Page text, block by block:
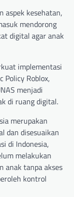
aspek kesehatan,
mendorong
digital agar anak
implementasi
Policy Roblox,
menjadi
di ruang digital.
merupakan
dan disesuaikan
di Indonesia,
melakukan
anak tanpa akses
kontrol